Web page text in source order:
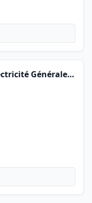
EDV Electricité Des Vallées Electricité Générale /Votre installateur de Borne de Recharge